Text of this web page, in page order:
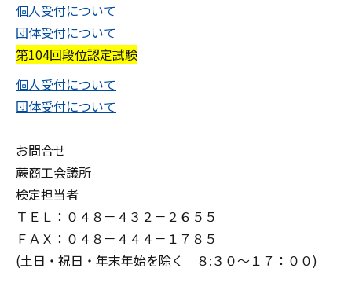
個人受付について
団体受付について
第104回段位認定試験
個人受付について
団体受付について
お問合せ
蕨商工会議所
検定担当者
ＴＥＬ：０４８－４３２－２６５５
ＦＡＸ：０４８－４４４－１７８５
(土日・祝日・年末年始を除く ８:３０～１７：００)